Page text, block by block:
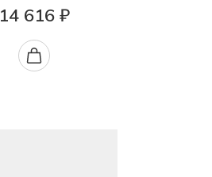
14 616 ₽